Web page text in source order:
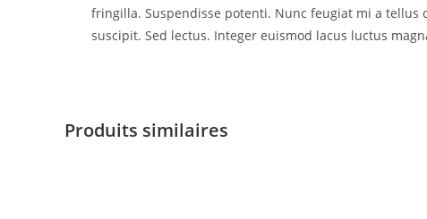
fringilla. Suspendisse potenti. Nunc feugiat mi a tellus
suscipit. Sed lectus. Integer euismod lacus luctus
Produits similaires